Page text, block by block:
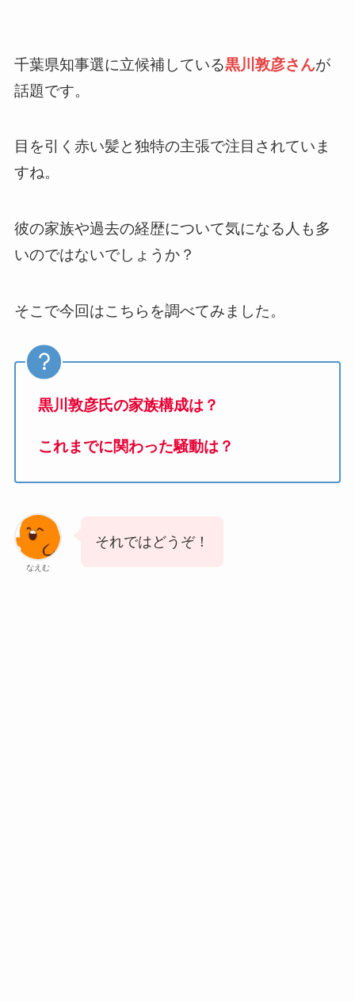
千葉県知事選に立候補している黒川敦彦さんが
話題です。
目を引く赤い髪と独特の主張で注目されていま
すね。
彼の家族や過去の経歴について気になる人も多
いのではないでしょうか？
そこで今回はこちらを調べてみました。
黒川敦彦氏の家族構成は？
これまでに関わった騒動は？
なえむ
それではどうぞ！